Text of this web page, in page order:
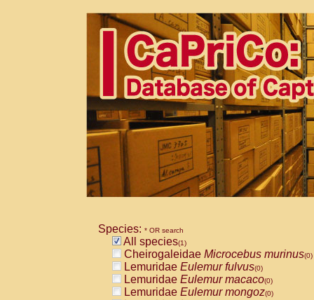
Species: * OR search
All species(1)
Cheirogaleidae Microcebus murinus(0)
Lemuridae Eulemur fulvus(0)
Lemuridae Eulemur macaco(0)
Lemuridae Eulemur mongoz(0)